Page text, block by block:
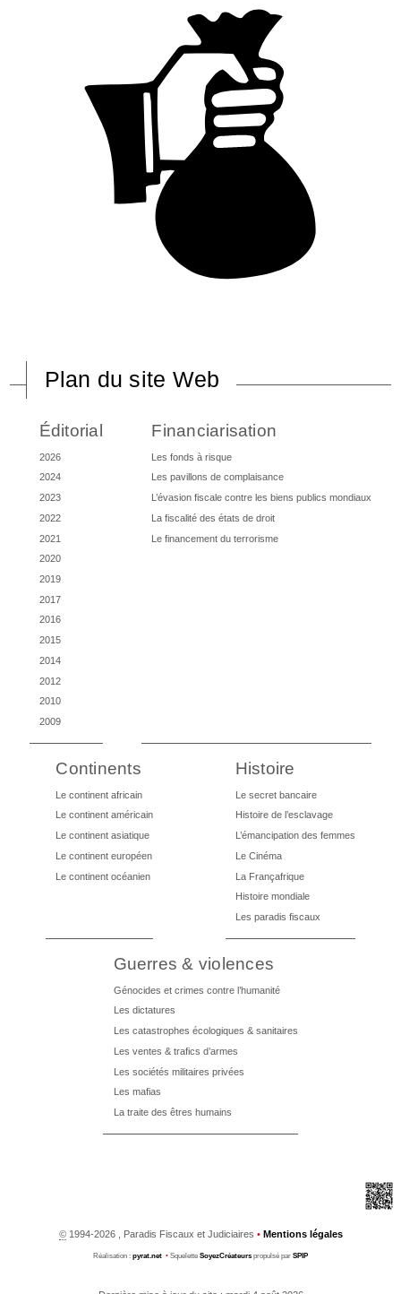
Plan du site Web
Éditorial
2026
2024
2023
2022
2021
2020
2019
2017
2016
2015
2014
2012
2010
2009
Financiarisation
Les fonds à risque
Les pavillons de complaisance
L’évasion fiscale contre les biens publics mondiaux
La fiscalité des états de droit
Le financement du terrorisme
Continents
Le continent africain
Le continent américain
Le continent asiatique
Le continent européen
Le continent océanien
Histoire
Le secret bancaire
Histoire de l’esclavage
L’émancipation des femmes
Le Cinéma
La Françafrique
Histoire mondiale
Les paradis fiscaux
Guerres & violences
Génocides et crimes contre l’humanité
Les dictatures
Les catastrophes écologiques & sanitaires
Les ventes & trafics d’armes
Les sociétés militaires privées
Les mafias
La traite des êtres humains
©1994-2026 , Paradis Fiscaux et Judiciaires • Mentions légales
Réalisation : pyrat.net • Squelette SoyezCréateurs propulsé par SPIP